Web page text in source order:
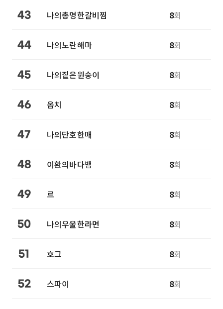
43 나의총명한갈비찜 8회
44 나의노란해마 8회
45 나의짙은원숭이 8회
46 옵치 8회
47 나의단호한매 8회
48 이환의바다뱀 8회
49 르 8회
50 나의우울한라면 8회
51 호그 8회
52 스파이 8회